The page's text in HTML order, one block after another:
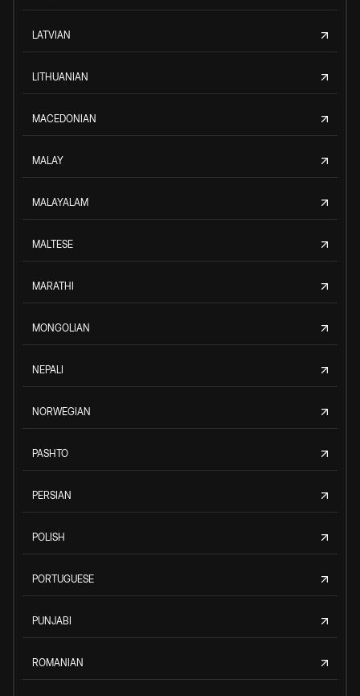
LATVIAN
LITHUANIAN
MACEDONIAN
MALAY
MALAYALAM
MALTESE
MARATHI
MONGOLIAN
NEPALI
NORWEGIAN
PASHTO
PERSIAN
POLISH
PORTUGUESE
PUNJABI
ROMANIAN